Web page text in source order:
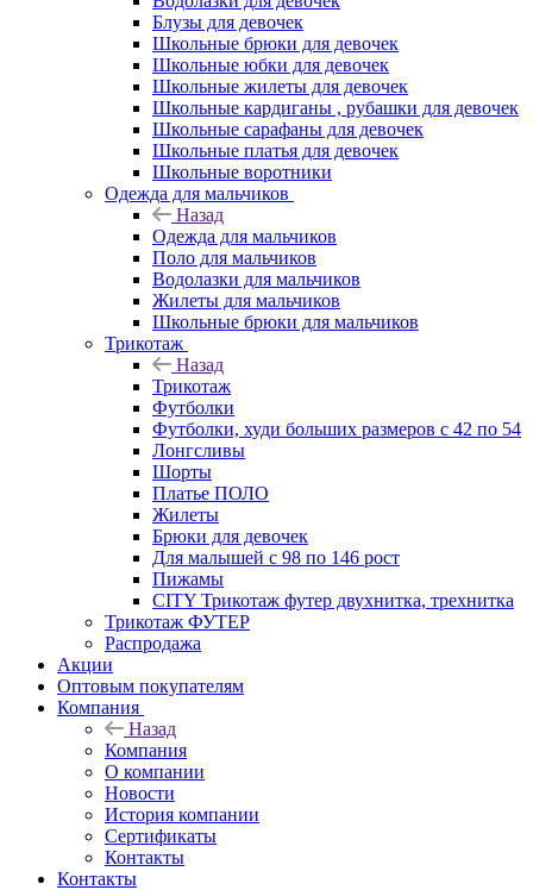
Блузы для девочек
Школьные брюки для девочек
Школьные юбки для девочек
Школьные жилеты для девочек
Школьные кардиганы , рубашки для девочек
Школьные сарафаны для девочек
Школьные платья для девочек
Школьные воротники
Одежда для мальчиков
Назад
Одежда для мальчиков
Поло для мальчиков
Водолазки для мальчиков
Жилеты для мальчиков
Школьные брюки для мальчиков
Трикотаж
Назад
Трикотаж
Футболки
Футболки, худи больших размеров с 42 по 54
Лонгсливы
Шорты
Платье ПОЛО
Жилеты
Брюки для девочек
Для малышей с 98 по 146 рост
Пижамы
CITY Трикотаж футер двухнитка, трехнитка
Трикотаж ФУТЕР
Распродажа
Акции
Оптовым покупателям
Компания
Назад
Компания
О компании
Новости
История компании
Сертификаты
Контакты
Контакты